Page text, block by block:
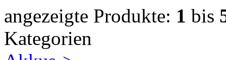
angezeigte Produkte: 1 bis
Kategorien